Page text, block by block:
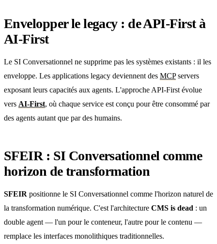
Envelopper le legacy : de API-First à
AI-First
Le SI Conversationnel ne supprime pas les systèmes existants : il les
enveloppe. Les applications legacy deviennent des MCPservers
exposant leurs capacités aux agents. L'approche API-First évolue
vers AI-First, où chaque service est conçu pour être consommé par
des agents autant que par des humains.
SFEIR : SI Conversationnel comme
horizon de transformation
SFEIR positionne le SI Conversationnel comme l'horizon naturel de
la transformation numérique. C'est l'architecture CMS is dead : un
double agent — l'un pour le conteneur, l'autre pour le contenu —
remplace les interfaces monolithiques traditionnelles.